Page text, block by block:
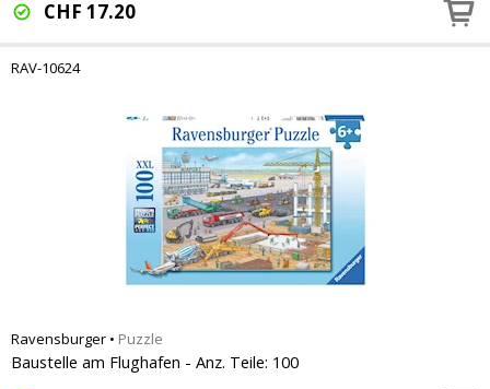
CHF 17.20
RAV-10624
Ravensburger • Puzzle
Baustelle am Flughafen - Anz. Teile: 100